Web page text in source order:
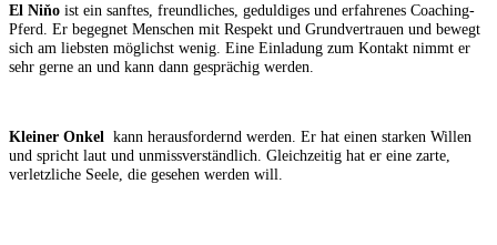
El Niňo ist ein sanftes, freundliches, geduldiges und erfahrenes Coaching-
Pferd. Er begegnet Menschen mit Respekt und Grundvertrauen und bewegt
sich am liebsten möglichst wenig. Eine Einladung zum Kontakt nimmt er
sehr gerne an und kann dann gesprächig werden.
Kleiner Onkel kann herausfordernd werden. Er hat einen starken Willen
und spricht laut und unmissverständlich. Gleichzeitig hat er eine zarte,
verletzliche Seele, die gesehen werden will.